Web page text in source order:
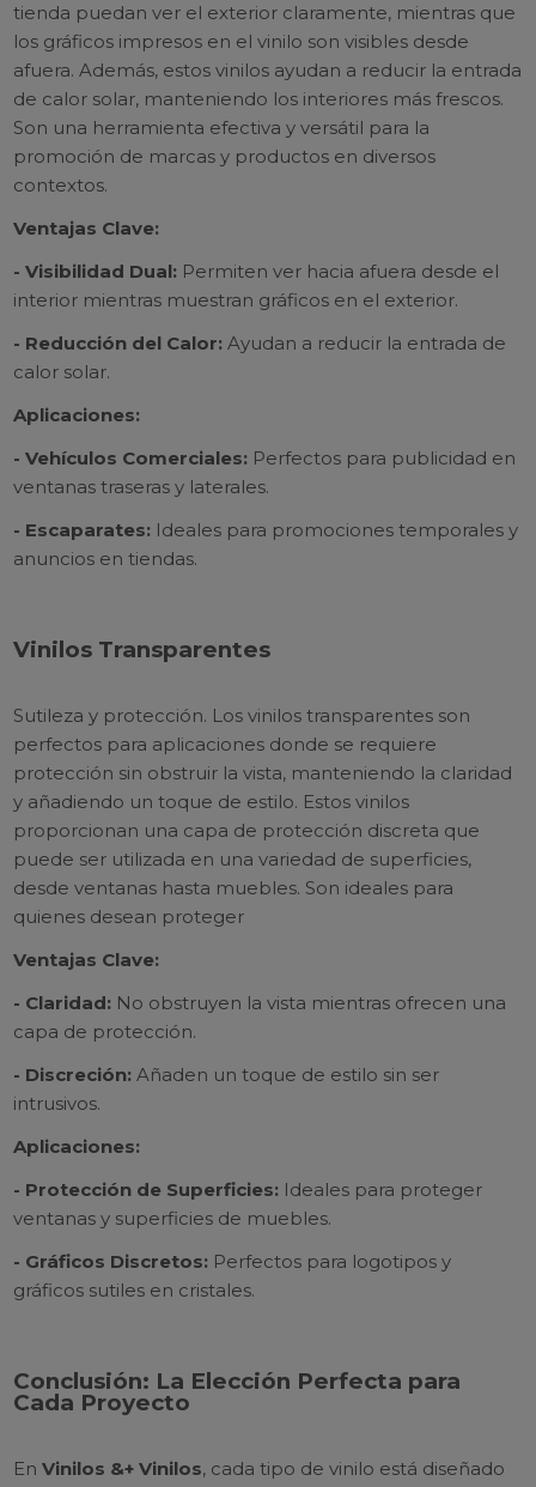
tienda puedan ver el exterior claramente, mientras que
los gráficos impresos en el vinilo son visibles desde
afuera. Además, estos vinilos ayudan a reducir la entrada
de calor solar, manteniendo los interiores más frescos.
Son una herramienta efectiva y versátil para la
promoción de marcas y productos en diversos
contextos.
Ventajas Clave:
- Visibilidad Dual: Permiten ver hacia afuera desde el
interior mientras muestran gráficos en el exterior.
- Reducción del Calor: Ayudan a reducir la entrada de
calor solar.
Aplicaciones:
- Vehículos Comerciales: Perfectos para publicidad en
ventanas traseras y laterales.
- Escaparates: Ideales para promociones temporales y
anuncios en tiendas.
Vinilos Transparentes
Sutileza y protección. Los vinilos transparentes son
perfectos para aplicaciones donde se requiere
protección sin obstruir la vista, manteniendo la claridad
y añadiendo un toque de estilo. Estos vinilos
proporcionan una capa de protección discreta que
puede ser utilizada en una variedad de superficies,
desde ventanas hasta muebles. Son ideales para
quienes desean proteger
Ventajas Clave:
- Claridad: No obstruyen la vista mientras ofrecen una
capa de protección.
- Discreción: Añaden un toque de estilo sin ser
intrusivos.
Aplicaciones:
- Protección de Superficies: Ideales para proteger
ventanas y superficies de muebles.
- Gráficos Discretos: Perfectos para logotipos y
gráficos sutiles en cristales.
Conclusión: La Elección Perfecta para
Cada Proyecto
EnVinilos &+ Vinilos, cada tipo de vinilo está diseñado